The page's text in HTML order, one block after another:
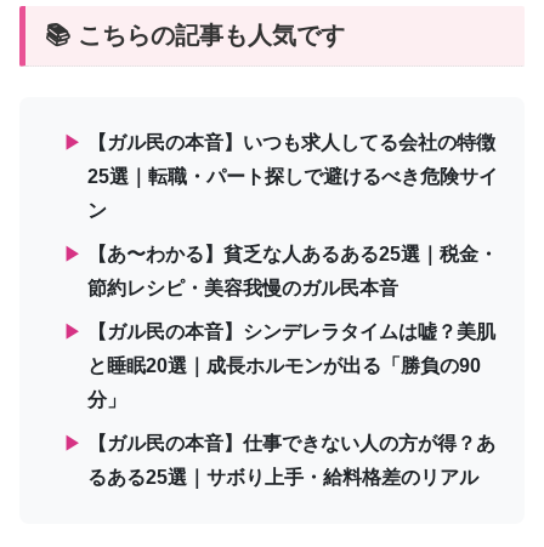
📚 こちらの記事も人気です
▶
【ガル民の本音】いつも求人してる会社の特徴
25選｜転職・パート探しで避けるべき危険サイ
ン
▶
【あ〜わかる】貧乏な人あるある25選｜税金・
節約レシピ・美容我慢のガル民本音
▶
【ガル民の本音】シンデレラタイムは嘘？美肌
と睡眠20選｜成長ホルモンが出る「勝負の90
分」
▶
【ガル民の本音】仕事できない人の方が得？あ
るある25選｜サボり上手・給料格差のリアル